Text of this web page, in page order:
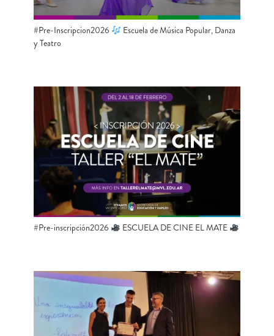
#Pre-Inscripcion2026
Escuela de Música Popular, Danza
y Teatro
#Pre-inscripción2026 ESCUELA DE CINE EL MATE